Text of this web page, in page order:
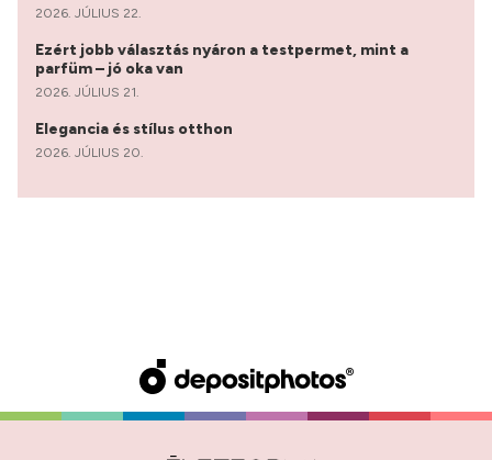
2026. JÚLIUS 22.
Ezért jobb választás nyáron a testpermet, mint a
parfüm – jó oka van
2026. JÚLIUS 21.
Elegancia és stílus otthon
2026. JÚLIUS 20.